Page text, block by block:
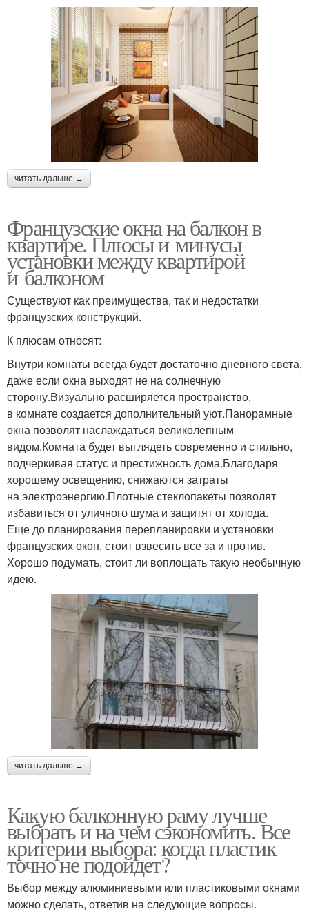
читать дальше →
Французские окна на балкон в
квартире. Плюсы и минусы
установки между квартирой
и балконом
Существуют как преимущества, так и недостатки
французских конструкций.
К плюсам относят:
Внутри комнаты всегда будет достаточно дневного света,
даже если окна выходят не на солнечную
сторону.Визуально расширяется пространство,
в комнате создается дополнительный уют.Панорамные
окна позволят наслаждаться великолепным
видом.Комната будет выглядеть современно и стильно,
подчеркивая статус и престижность дома.Благодаря
хорошему освещению, снижаются затраты
на электроэнергию.Плотные стеклопакеты позволят
избавиться от уличного шума и защитят от холода.
Еще до планирования перепланировки и установки
французских окон, стоит взвесить все за и против.
Хорошо подумать, стоит ли воплощать такую необычную
идею.
читать дальше →
Какую балконную раму лучше
выбрать и на чем сэкономить. Все
критерии выбора: когда пластик
точно не подойдет?
Выбор между алюминиевыми или пластиковыми окнами
можно сделать, ответив на следующие вопросы.